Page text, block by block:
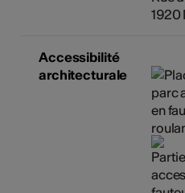
1920
Accessibilité
architecturale